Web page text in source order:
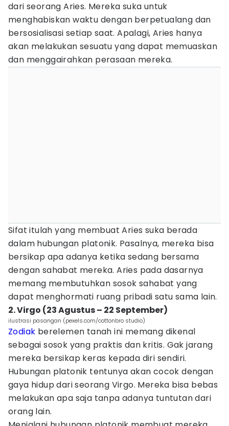
dari seorang Aries. Mereka suka untuk
menghabiskan waktu dengan berpetualang dan
bersosialisasi setiap saat. Apalagi, Aries hanya
akan melakukan sesuatu yang dapat memuaskan
dan menggairahkan perasaan mereka.
Sifat itulah yang membuat Aries suka berada
dalam hubungan platonik. Pasalnya, mereka bisa
bersikap apa adanya ketika sedang bersama
dengan sahabat mereka. Aries pada dasarnya
memang membutuhkan sosok sahabat yang
dapat menghormati ruang pribadi satu sama lain.
2. Virgo (23 Agustus – 22 September)
ilustrasi pasangan (pexels.com/cottonbro studio)
Zodiak berelemen tanah ini memang dikenal
sebagai sosok yang praktis dan kritis. Gak jarang
mereka bersikap keras kepada diri sendiri.
Hubungan platonik tentunya akan cocok dengan
gaya hidup dari seorang Virgo. Mereka bisa bebas
melakukan apa saja tanpa adanya tuntutan dari
orang lain.